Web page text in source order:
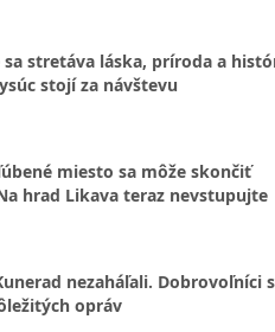
stretáva láska, príroda a
stojí za návštevu
miesto sa môže skončiť
hrad Likava teraz nevstupujte
nezaháľali. Dobrovoľníci
opráv